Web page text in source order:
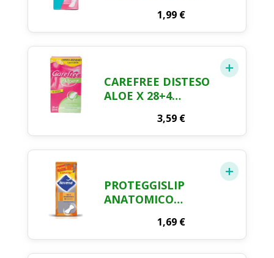
1,99 €
CAREFREE DISTESO
ALOE X 28+4
3,59 €
PROTEGGISLIP
ANATOMICO
NUVENIA X 18 + 4
1,69 €